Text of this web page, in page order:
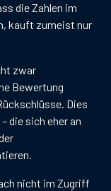
die Zahlen im
kauft zumeist nur
zwar
Bewertung
Dies
die sich eher an
nicht im Zugriff